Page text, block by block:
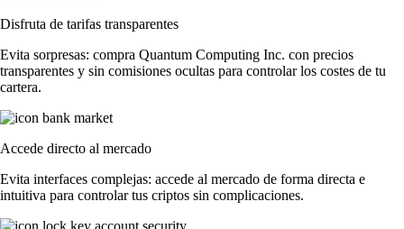
Disfruta de tarifas transparentes
Evita sorpresas: compra Quantum Computing Inc. con precios
transparentes y sin comisiones ocultas para controlar los costes de tu
cartera.
Accede directo al mercado
Evita interfaces complejas: accede al mercado de forma directa e
intuitiva para controlar tus criptos sin complicaciones.